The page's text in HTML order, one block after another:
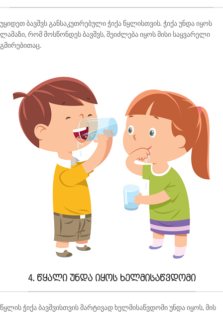
უყიდეთ ბავშვს განსაკუთრებული ჭიქა წყლისთვის. ჭიქა უნდა იყოს
ლამაზი, რომ მოსწონდეს ბავშვს, შეიძლება იყოს მისი საყვარელი
გმირებითაც.
4. წყალი უნდა იყოს ხელმისაწვდომი
წყლის ჭიქა ბავშვისთვის მარტივად ხელმისაწვდომი უნდა იყოს, მის